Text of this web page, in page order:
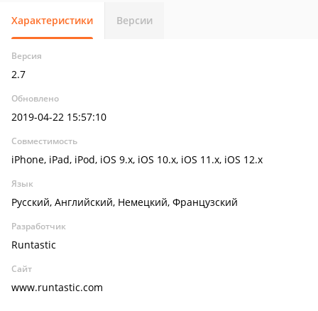
Характеристики Версии
Версия
2.7
Обновлено
2019-04-22 15:57:10
Совместимость
iPhone, iPad, iPod, iOS 9.x, iOS 10.x, iOS 11.x, iOS 12.x
Язык
Русский, Английский, Немецкий, Французский
Разработчик
Runtastic
Сайт
www.runtastic.com